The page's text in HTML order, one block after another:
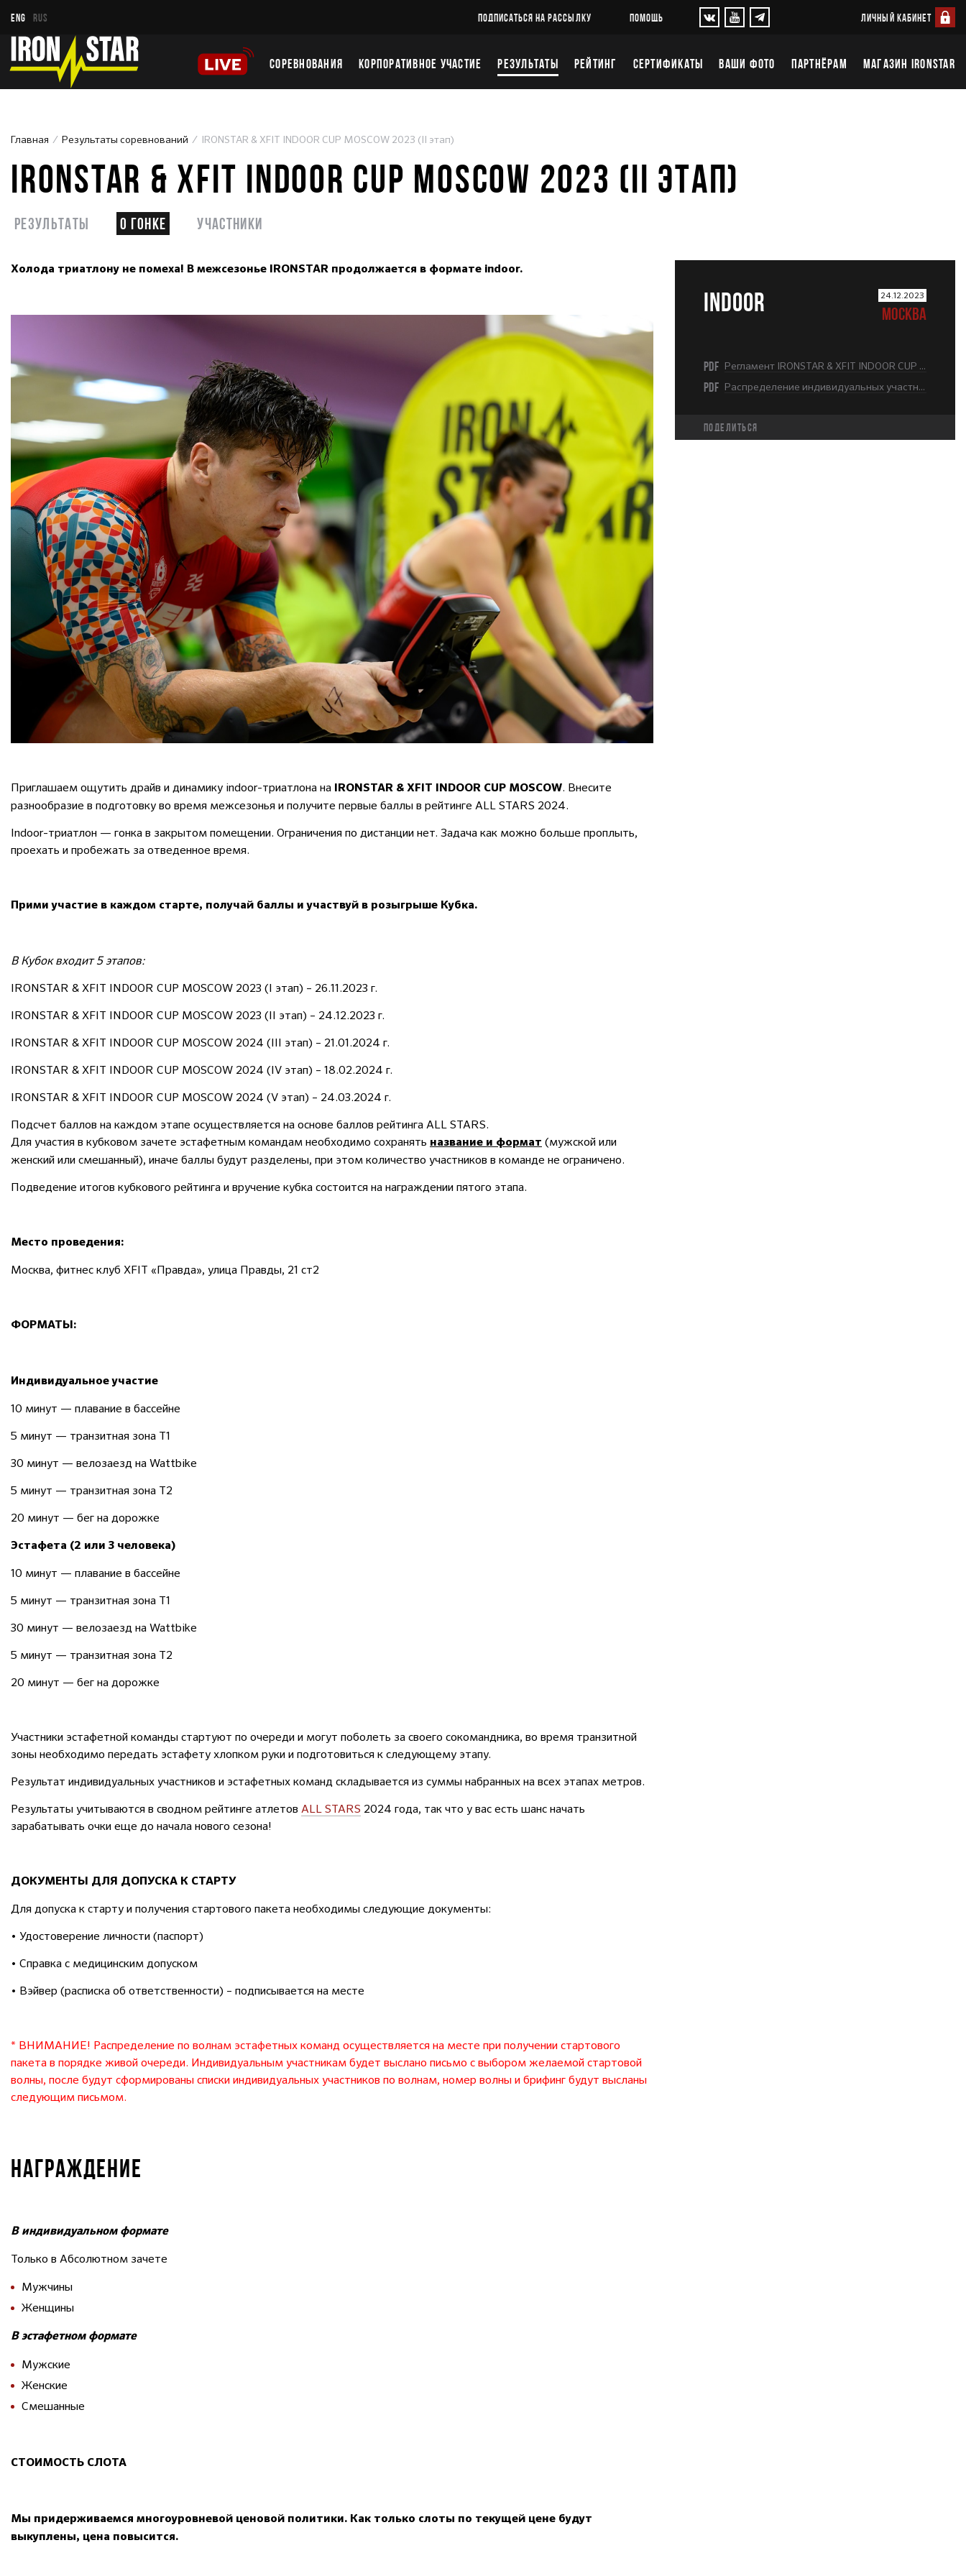
ENG RUS ПОДПИСАТЬСЯ НА РАССЫЛКУ ПОМОЩЬ ЛИЧНЫЙ КАБИНЕТ
СОРЕВНОВАНИЯ КОРПОРАТИВНОЕ УЧАСТИЕ РЕЗУЛЬТАТЫ РЕЙТИНГ СЕРТИФИКАТЫ ВАШИ ФОТО ПАРТНЁРАМ МАГАЗИН IRONSTAR
Главная Результаты соревнований IRONSTAR & XFIT INDOOR CUP MOSCOW 2023 (II этап)
IRONSTAR & XFIT INDOOR CUP MOSCOW 2023 (II ЭТАП)
Результаты О гонке Участники
Холода триатлону не помеха! В межсезонье IRONSTAR продолжается в формате indoor.
Приглашаем ощутить драйв и динамику indoor-триатлона на IRONSTAR & XFIT INDOOR CUP MOSCOW. Внесите
разнообразие в подготовку во время межсезонья и получите первые баллы в рейтинге ALL STARS 2024.
Indoor-триатлон — гонка в закрытом помещении. Ограничения по дистанции нет. Задача как можно больше проплыть,
проехать и пробежать за отведенное время.
Прими участие в каждом старте, получай баллы и участвуй в розыгрыше Кубка.
В Кубок входит 5 этапов:
IRONSTAR & XFIT INDOOR CUP MOSCOW 2023 (I этап) – 26.11.2023 г.
IRONSTAR & XFIT INDOOR CUP MOSCOW 2023 (II этап) – 24.12.2023 г.
IRONSTAR & XFIT INDOOR CUP MOSCOW 2024 (III этап) – 21.01.2024 г.
IRONSTAR & XFIT INDOOR CUP MOSCOW 2024 (IV этап) – 18.02.2024 г.
IRONSTAR & XFIT INDOOR CUP MOSCOW 2024 (V этап) – 24.03.2024 г.
Подсчет баллов на каждом этапе осуществляется на основе баллов рейтинга ALL STARS.
Для участия в кубковом зачете эстафетным командам необходимо сохранять название и формат (мужской или
женский или смешанный), иначе баллы будут разделены, при этом количество участников в команде не ограничено.
Подведение итогов кубкового рейтинга и вручение кубка состоится на награждении пятого этапа.
Место проведения:
Москва, фитнес клуб XFIT «Правда», ​улица Правды, 21 ст2
ФОРМАТЫ:
Индивидуальное участие
10 минут — плавание в бассейне
5 минут — транзитная зона Т1
30 минут — велозаезд на Wattbike
5 минут — транзитная зона Т2
20 минут — бег на дорожке
Эстафета (2 или 3 человека)
10 минут — плавание в бассейне
5 минут — транзитная зона Т1
30 минут — велозаезд на Wattbike
5 минут — транзитная зона Т2
20 минут — бег на дорожке
Участники эстафетной команды стартуют по очереди и могут поболеть за своего сокомандника, во время транзитной
зоны необходимо передать эстафету хлопком руки и подготовиться к следующему этапу.
Результат индивидуальных участников и эстафетных команд складывается из суммы набранных на всех этапах метров.
Результаты учитываются в сводном рейтинге атлетов ALL STARS 2024 года, так что у вас есть шанс начать
зарабатывать очки еще до начала нового сезона!
ДОКУМЕНТЫ ДЛЯ ДОПУСКА К СТАРТУ
Для допуска к старту и получения стартового пакета необходимы следующие документы:
• Удостоверение личности (паспорт)
• Справка с медицинским допуском
• Вэйвер (расписка об ответственности) – подписывается на месте
* ВНИМАНИЕ! Распределение по волнам эстафетных команд осуществляется на месте при получении стартового
пакета в порядке живой очереди. Индивидуальным участникам будет выслано письмо с выбором желаемой стартовой
волны, после будут сформированы списки индивидуальных участников по волнам, номер волны и брифинг будут высланы
следующим письмом.
НАГРАЖДЕНИЕ
В индивидуальном формате
Только в Абсолютном зачете
Мужчины
Женщины
В эстафетном формате
Мужские
Женские
Смешанные
СТОИМОСТЬ СЛОТА
Мы придерживаемся многоуровневой ценовой политики. Как только слоты по текущей цене будут
выкуплены, цена повысится.
INDOOR 24.12.2023
МОСКВА
PDF Регламент IRONSTAR & XFIT INDOOR CUP MOSCOW 2023-2024.pdf
PDF Распределение индивидуальных участников по волнам 2 этап.pdf
Поделиться